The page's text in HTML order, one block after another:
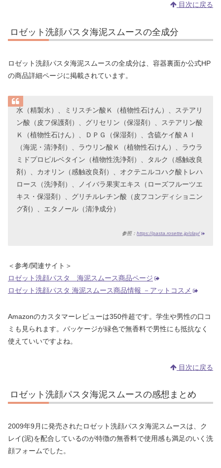
目次に戻る
ロゼット洗顔パスタ海泥スムースの全成分
ロゼット洗顔パスタ海泥スムースの全成分は、容器裏面か公式HP
の商品詳細ページに掲載されています。
水（精製水）、ミリスチン酸Ｋ（植物性石けん）、ステアリ
ン酸（皮フ保護剤）、グリセリン（保湿剤）、ステアリン酸
Ｋ（植物性石けん）、ＤＰＧ（保湿剤）、含硫ケイ酸Ａｌ
（海泥・清浄剤）、ラウリン酸Ｋ（植物性石けん）、ラウラ
ミドプロピルベタイン（植物性洗浄剤）、タルク（感触改良
剤）、カオリン（感触改良剤）、オクテニルコハク酸トレハ
ロース（洗浄剤）、ノイバラ果実エキス（ローズフルーツエ
キス・保湿剤）、グリチルレチン酸（皮フコンディショニン
グ剤）、エタノール（清浄成分）
参照：https://pasta.rosette.jp/clay/
＜参考/関連サイト＞
ロゼット洗顔パスタ 海泥スムース商品ページ
ロゼット洗顔パスタ 海泥スムース商品情報 －アットコスメ
Amazonのカスタマーレビューは350件超です。学生や男性の口コ
ミも見られます。パッケージが緑色で無香料で男性にも抵抗なく
使えていいですよね。
目次に戻る
ロゼット洗顔パスタ海泥スムースの感想まとめ
2009年9月に発売されたロゼット洗顔パスタ海泥スムースは、ク
レイ(泥)を配合しているのが特徴の無香料で使用感も満足のいく洗
顔フォームでした。